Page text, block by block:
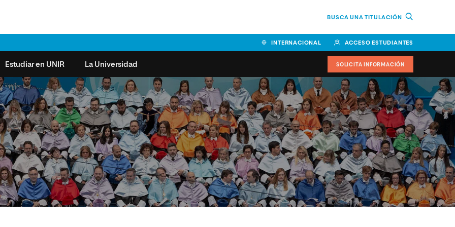
BUSCA UNA TITULACIÓN
INTERNACIONAL ACCESO ESTUDIANTES
la Salud
Comunicación
Tecnología
Derecho
Ciencias de la Seguridad
Ciencias Sociales
Artes
Humanidades
Música
Estudiar en UNIR
frecuentes
de créditos
de Exámenes
de Orientación
(SOA)
de Atención a las
Especiales
Cómo matricularse
Becas universitarias y tasas
Requisitos de acceso a la
Universidad
Formación bonificada
La Universidad
Órganos de Gobierno
Vicerrectorados
Consejo Social de UNIR
Claustro
Nuestros Estudiantes
Sala de prensa
Investigación
Plan Estratégico
Sistema de Calidad
Futuros de la Educación
Superior
Facultad de Ciencias de la
Educación y Humanidades
Facultad de Ciencias de la
Salud
Facultad de Economía y
Empresa
Escuela Superior de Ingeniería
y Tecnología (ESIT)
SOLICITA INFORMACIÓN